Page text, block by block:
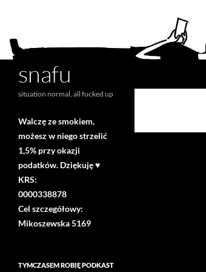
snafu
situation normal, all fucked up
Walczę ze smokiem,
możesz w niego strzelić
1,5% przy okazji
podatków. Dziękuję ♥
KRS:
0000338878
Cel szczegółowy:
Mikoszewska 5169
TYMCZASEM ROBIĘ PODKAST